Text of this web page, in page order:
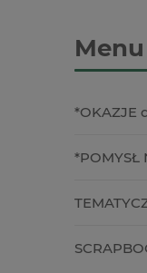
Menu
*OKAZJE
*POMYSŁ